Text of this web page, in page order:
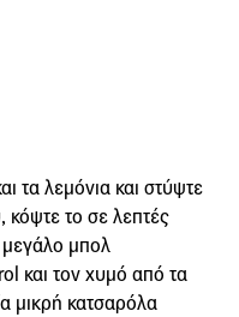
τα λεμόνια και στύψτε
κόψτε το σε λεπτές
μεγάλο μπολ
και τον χυμό από τα
μικρή κατσαρόλα